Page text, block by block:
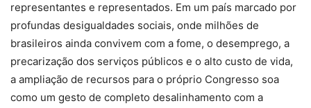
representantes e representados. Em um país marcado por
profundas desigualdades sociais, onde milhões de
brasileiros ainda convivem com a fome, o desemprego, a
precarização dos serviços públicos e o alto custo de vida,
a ampliação de recursos para o próprio Congresso soa
como um gesto de completo desalinhamento com a